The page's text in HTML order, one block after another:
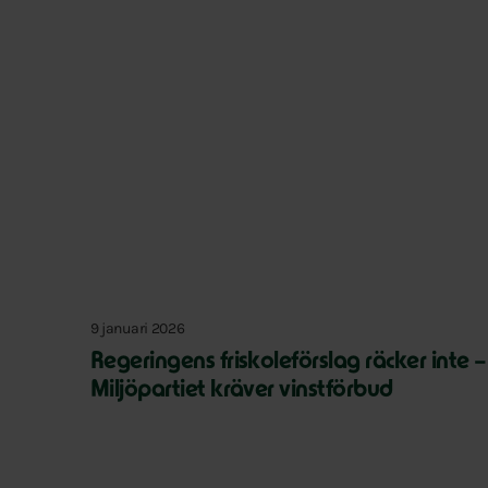
9 januari 2026
Regeringens friskoleförslag räcker inte –
Miljöpartiet kräver vinstförbud